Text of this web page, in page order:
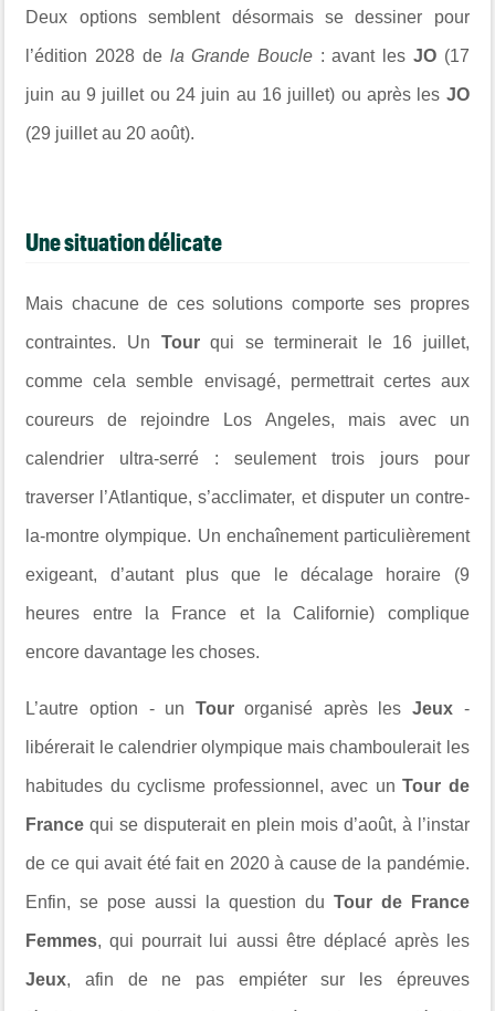
Deux options semblent désormais se dessiner pour
l’édition 2028 de la Grande Boucle : avant les JO (17
juin au 9 juillet ou 24 juin au 16 juillet) ou après les JO
(29 juillet au 20 août).
Une situation délicate
Mais chacune de ces solutions comporte ses propres
contraintes. Un Tourqui se terminerait le 16 juillet,
comme cela semble envisagé, permettrait certes aux
coureurs de rejoindre Los Angeles, mais avec un
calendrier ultra-serré : seulement trois jours pour
traverser l’Atlantique, s’acclimater, et disputer un contre-
la-montre olympique. Un enchaînement particulièrement
exigeant, d’autant plus que le décalage horaire (9
heures entre la France et la Californie) complique
encore davantage les choses.
L’autre option - un Tourorganisé après les Jeux -
libérerait le calendrier olympique mais chamboulerait les
habitudes du cyclisme professionnel, avec unTour de
Francequi se disputerait en plein mois d’août, à l’instar
de ce qui avait été fait en 2020 à cause de la pandémie.
Enfin, se pose aussi la question du Tour de France
Femmes, qui pourrait lui aussi être déplacé après les
Jeux, afin de ne pas empiéter sur les épreuves